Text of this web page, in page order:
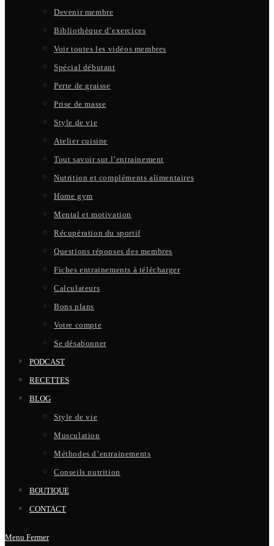
Devenir membre
Bibliothèque d’exercices
Voir toutes les vidéos membres
Spécial débutant
Perte de graisse
Prise de masse
Style de vie
Atelier cuisine
Tout savoir sur l’entrainement
Nutrition et compléments alimentaires
Home gym
Mental et motivation
Récupération du sportif
Questions réponses des membres
Fiches entrainements à télécharger
Calculateurs
Bons plans
Votre compte
Se désabonner
PODCAST
RECETTES
BLOG
Style de vie
Musculation
Méthodes d’entrainements
Conseils nutrition
BOUTIQUE
CONTACT
Menu Fermer